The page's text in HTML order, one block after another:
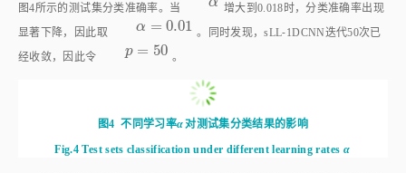
显著下降，因此取
= 0.01
0.01
。同时发现，sLL⁃1DCNN迭代50次已
经收敛，因此令
50
50
图4 不同学习率
对测试集分类结果的影响